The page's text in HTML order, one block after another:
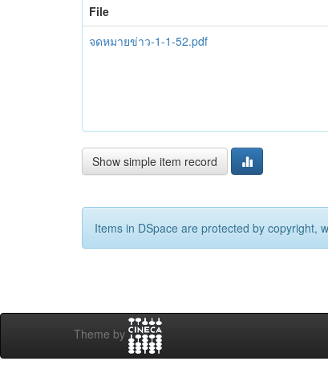
File
จดหมายข่าว-1-1-52.pdf
Show simple item record
Items in DSpace are protected by copyright,
Theme by